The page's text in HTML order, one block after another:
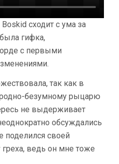
сходит с ума за
гифка,
с первыми
так как в
безумному рыцарю
не выдерживает
обсуждались
поделился своей
ведь он мне тоже